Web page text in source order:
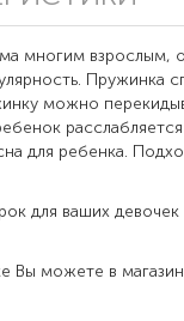
многим взрослым,
Пружинка
можно
для ребенка.
для ваших девочек
Вы можете в